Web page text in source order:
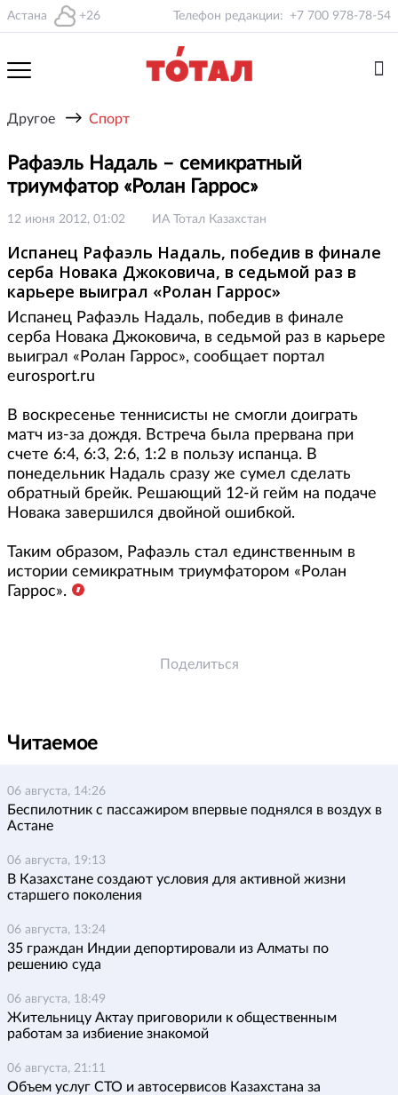
Астана +26 Телефон редакции: +7 700 978-78-54
Другое → Спорт
Рафаэль Надаль – семикратный
триумфатор «Ролан Гаррос»
12 июня 2012, 01:02 ИА Тотал Казахстан
Испанец Рафаэль Надаль, победив в финале
серба Новака Джоковича, в седьмой раз в
карьере выиграл «Ролан Гаррос»
Испанец Рафаэль Надаль, победив в финале
серба Новака Джоковича, в седьмой раз в карьере
выиграл «Ролан Гаррос», сообщает портал
eurosport.ru
В воскресенье теннисисты не смогли доиграть
матч из-за дождя. Встреча была прервана при
счете 6:4, 6:3, 2:6, 1:2 в пользу испанца. В
понедельник Надаль сразу же сумел сделать
обратный брейк. Решающий 12-й гейм на подаче
Новака завершился двойной ошибкой.
Таким образом, Рафаэль стал единственным в
истории семикратным триумфатором «Ролан
Гаррос».
Поделиться
Читаемое
06 августа, 14:26
Беспилотник с пассажиром впервые поднялся в воздух в
Астане
06 августа, 19:13
В Казахстане создают условия для активной жизни
старшего поколения
06 августа, 13:24
35 граждан Индии депортировали из Алматы по
решению суда
06 августа, 18:49
Жительницу Актау приговорили к общественным
работам за избиение знакомой
06 августа, 21:11
Объем услуг СТО и автосервисов Казахстана за